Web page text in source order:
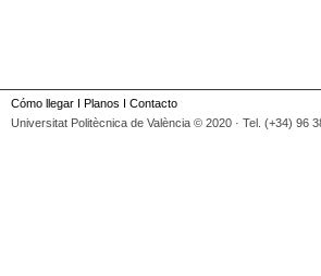
Cómo llegar I Planos I Contacto
Universitat Politècnica de València © 2020 · Tel. (+34) 96